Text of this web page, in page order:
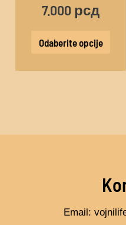
7.000 рсд
Odaberite opcije
na
Email: